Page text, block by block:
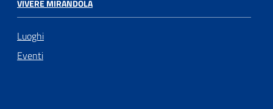
VIVERE MIRANDOLA
Luoghi
Eventi